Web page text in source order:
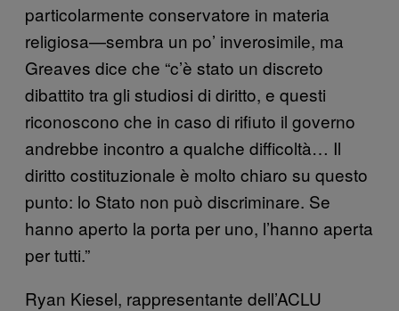
particolarmente conservatore in materia
religiosa—sembra un po’ inverosimile, ma
Greaves dice che “c’è stato un discreto
dibattito tra gli studiosi di diritto, e questi
riconoscono che in caso di rifiuto il governo
andrebbe incontro a qualche difficoltà… Il
diritto costituzionale è molto chiaro su questo
punto: lo Stato non può discriminare. Se
hanno aperto la porta per uno, l’hanno aperta
per tutti.”
Ryan Kiesel, rappresentante dell’ACLU